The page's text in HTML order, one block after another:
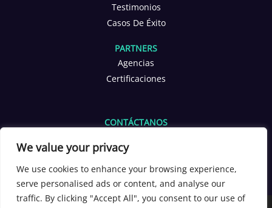
We value your privacy
We use cookies to enhance your browsing experience,
serve personalised ads or content, and analyse our
traffic. By clicking "Accept All", you consent to our use of
Testimonios
Casos De Éxito
PARTNERS
Agencias
Certificaciones
CONTÁCTANOS
+1 601 653 2566
[yoppen_chatbot]